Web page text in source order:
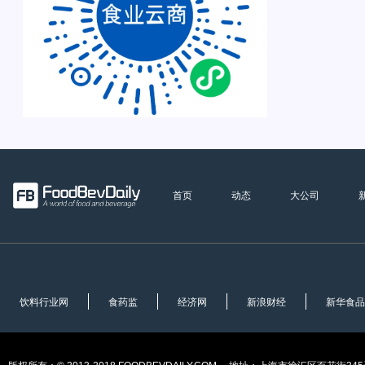
首页 动态 大公司
饮料行业网 食药监 经济网 新浪财经 新华食品